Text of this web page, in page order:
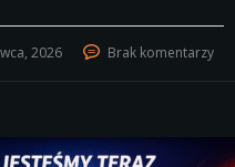
2026 Brak komentarzy